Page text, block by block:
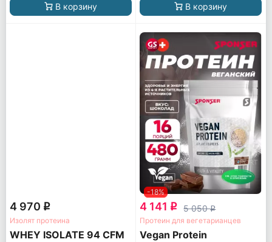
В корзину В корзину
4 970 q
Изолят протеина
WHEY ISOLATE 94 CFM
-18%
4 141 q 5 050q
Протеин для вегетарианцев
Vegan Protein